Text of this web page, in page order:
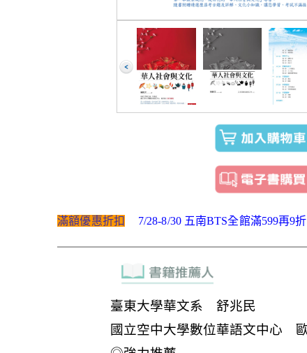
滿額優惠折扣 7/28-8/30 五南BTS全館滿599再9折